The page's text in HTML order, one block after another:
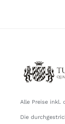
Alle Preise inkl.
Die